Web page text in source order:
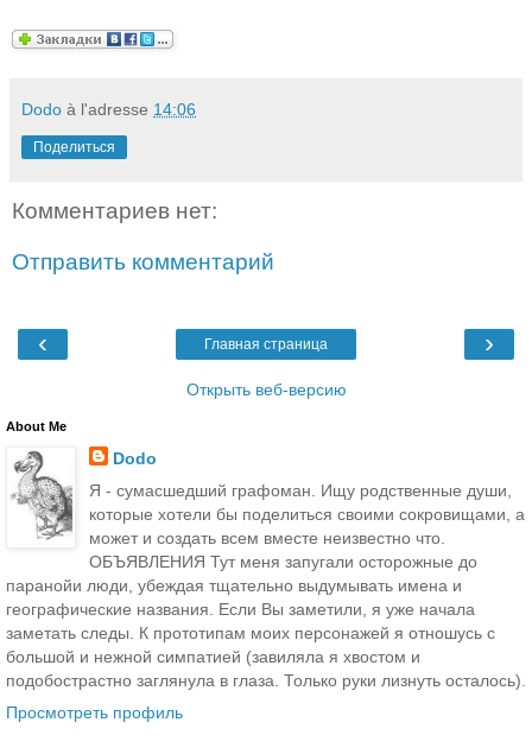
Dodo à l'adresse 14:06
Поделиться
Комментариев нет:
Отправить комментарий
‹ ›
Главная страница
Открыть веб-версию
About Me
Dodo
Я - сумасшедший графоман. Ищу родственные души,
которые хотели бы поделиться своими сокровищами, а
может и создать всем вместе неизвестно что.
ОБЪЯВЛЕНИЯ Тут меня запугали осторожные до
паранойи люди, убеждая тщательно выдумывать имена и
географические названия. Если Вы заметили, я уже начала
заметать следы. К прототипам моих персонажей я отношусь с
большой и нежной симпатией (завиляла я хвостом и
подобострастно заглянула в глаза. Только руки лизнуть осталось).
Просмотреть профиль